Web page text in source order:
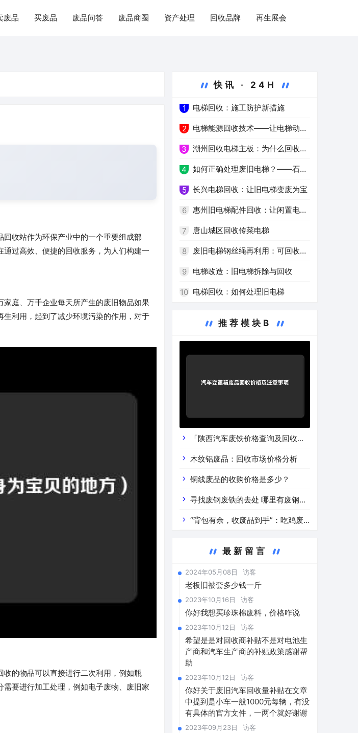
废品 买废品 废品问答 废品商圈 资产处理 回收品牌 再生展会
收站作为环保产业中的一个重要组成部
过高效、便捷的回收服务，为人们构建一
庭、万千企业每天所产生的废旧物品如果
利用，起到了减少环境污染的作用，对于
的物品可以直接进行二次利用，例如瓶
要进行加工处理，例如电子废物、废旧家
快讯 · 24H
1 电梯回收：施工防护新措施
2 电梯能源回收技术——让电梯动力
更绿色
3 潮州回收电梯主板：为什么回收电
脑主板这么重要？
4 如何正确处理废旧电梯？——石家
庄安庆电梯回收行业解析
5 长兴电梯回收：让旧电梯变废为宝
6 惠州旧电梯配件回收：让闲置电梯
配件再次发挥作用！
7 唐山城区回收传菜电梯
8 废旧电梯钢丝绳再利用：可回收再
利用的资源
9 电梯改造：旧电梯拆除与回收
10 电梯回收：如何处理旧电梯
推荐模块B
「陕西汽车废铁价格查询及回收渠
道分析」 陕西车辆废铁价是什么
木纹铝废品：回收市场价格分析
铜线废品的收购价格是多少？
寻找废钢废铁的去处 哪里有废钢废
铁 “背包有余，收废品到手”：吃鸡废
最新留言
2024年05月08日 访客
老板旧被套多少钱一斤
2023年10月16日 访客
你好我想买珍珠棉废料，价格咋说
2023年10月12日 访客
希望是是对回收商补贴不是对电池生
产商和汽车生产商的补贴政策感谢帮
助
2023年10月12日 访客
你好关于废旧汽车回收量补贴在文章
中提到是小车一般1000元每辆，有没
有具体的官方文件，一两个就好谢谢
2023年09月23日 访客